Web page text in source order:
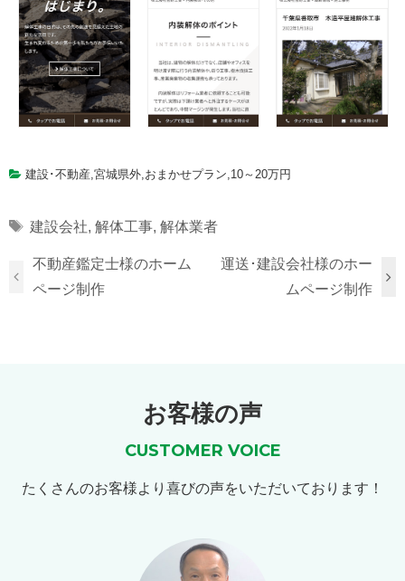
建設･不動産,宮城県外,おまかせプラン,10～20万円
Tags
建設会社, 解体工事, 解体業者
不動産鑑定士様のホーム
ページ制作
運送･建設会社様のホー
ムページ制作
お客様の声
CUSTOMER VOICE
たくさんのお客様より喜びの声をいただいております！